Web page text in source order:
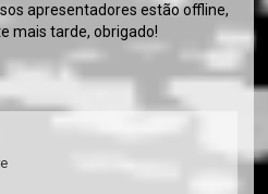
apresentadores estão offline,
mais tarde, obrigado!